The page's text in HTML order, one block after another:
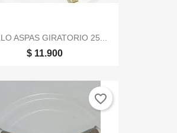
ASPAS GIRATORIO 25...
$ 11.900
favorite_border